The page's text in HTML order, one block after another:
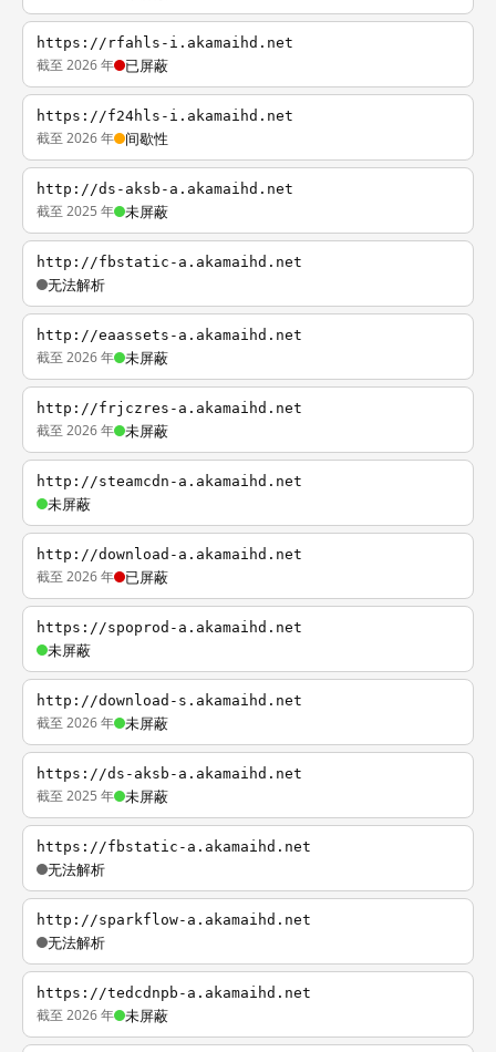
https://rfahls-i.akamaihd.net
截至 2026 年 已屏蔽
https://f24hls-i.akamaihd.net
截至 2026 年 间歇性
http://ds-aksb-a.akamaihd.net
截至 2025 年 未屏蔽
http://fbstatic-a.akamaihd.net
无法解析
http://eaassets-a.akamaihd.net
截至 2026 年 未屏蔽
http://frjczres-a.akamaihd.net
截至 2026 年 未屏蔽
http://steamcdn-a.akamaihd.net
未屏蔽
http://download-a.akamaihd.net
截至 2026 年 已屏蔽
https://spoprod-a.akamaihd.net
未屏蔽
http://download-s.akamaihd.net
截至 2026 年 未屏蔽
https://ds-aksb-a.akamaihd.net
截至 2025 年 未屏蔽
https://fbstatic-a.akamaihd.net
无法解析
http://sparkflow-a.akamaihd.net
无法解析
https://tedcdnpb-a.akamaihd.net
截至 2026 年 未屏蔽